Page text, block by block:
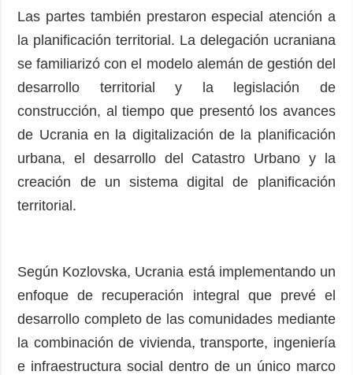
Las partes también prestaron especial atención a
la planificación territorial. La delegación ucraniana
se familiarizó con el modelo alemán de gestión del
desarrollo territorial y la legislación de
construcción, al tiempo que presentó los avances
de Ucrania en la digitalización de la planificación
urbana, el desarrollo del Catastro Urbano y la
creación de un sistema digital de planificación
territorial.
Según Kozlovska, Ucrania está implementando un
enfoque de recuperación integral que prevé el
desarrollo completo de las comunidades mediante
la combinación de vivienda, transporte, ingeniería
e infraestructura social dentro de un único marco